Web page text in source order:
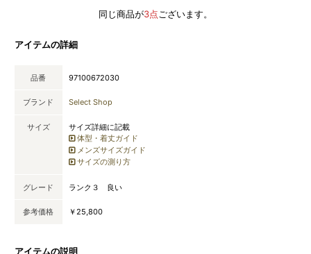
同じ商品が3点 ございます。
アイテムの詳細
品番 97100672030
ブランド Select Shop
サイズ
サイズ詳細に記載
体型・着丈ガイド
メンズサイズガイド
サイズの測り方
グレード ランク３ 良い
参考価格 ￥25,800
アイテムの説明